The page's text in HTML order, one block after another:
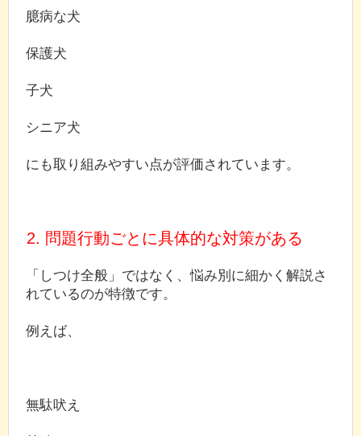
臆病な犬
保護犬
子犬
シニア犬
にも取り組みやすい点が評価されています。
2. 問題行動ごとに具体的な対策がある
「しつけ全般」ではなく、悩み別に細かく解説さ
れているのが特徴です。
例えば、
無駄吠え